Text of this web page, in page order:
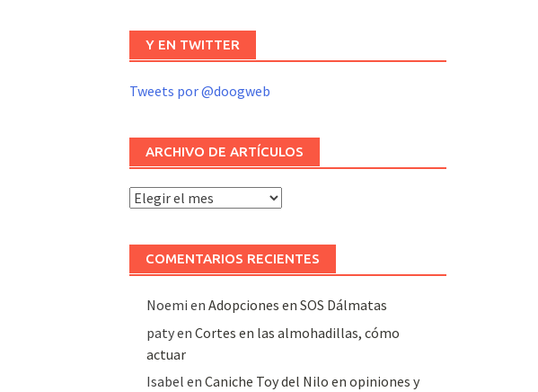
Y EN TWITTER
Tweets por @doogweb
ARCHIVO DE ARTÍCULOS
Archivo
artículos
COMENTARIOS RECIENTES
Noemi en Adopciones en SOS Dálmatas
patyen Cortes en las almohadillas, cómo
actuar
Isabel en Caniche Toy del Nilo en opiniones y